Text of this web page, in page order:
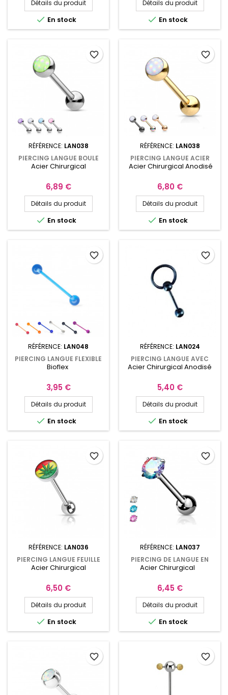
Détails du produit
 En stock
Détails du produit
 En stock
RÉFÉRENCE: LAN038
PIERCING LANGUE BOULE
AVEC UNE PIERRE EN ÉPOXY
Acier Chirurgical
Prix
6,89 €
Détails du produit
 En stock
favorite_border
RÉFÉRENCE: LAN038
PIERCING LANGUE ACIER
BOULE AVEC UNE PIERRE
Acier Chirurgical Anodisé
Prix
6,80 €
Détails du produit
 En stock
favorite_border
RÉFÉRENCE: LAN048
PIERCING LANGUE FLEXIBLE
EN BIOFLEX
Bioflex
Prix
3,95 €
Détails du produit
 En stock
favorite_border
RÉFÉRENCE: LAN024
PIERCING LANGUE AVEC
ANNEAU 10MM ET BOULE
Acier Chirurgical Anodisé
Prix
5,40 €
Détails du produit
 En stock
favorite_border
RÉFÉRENCE: LAN036
PIERCING LANGUE FEUILLE
DE CANNABIS RASTA
Acier Chirurgical
Prix
6,50 €
Détails du produit
 En stock
favorite_border
RÉFÉRENCE: LAN037
PIERCING DE LANGUE EN
ACIER CHIRURGICAL AVEC
Acier Chirurgical
Prix
6,45 €
Détails du produit
 En stock
favorite_border
favorite_border favorite_border